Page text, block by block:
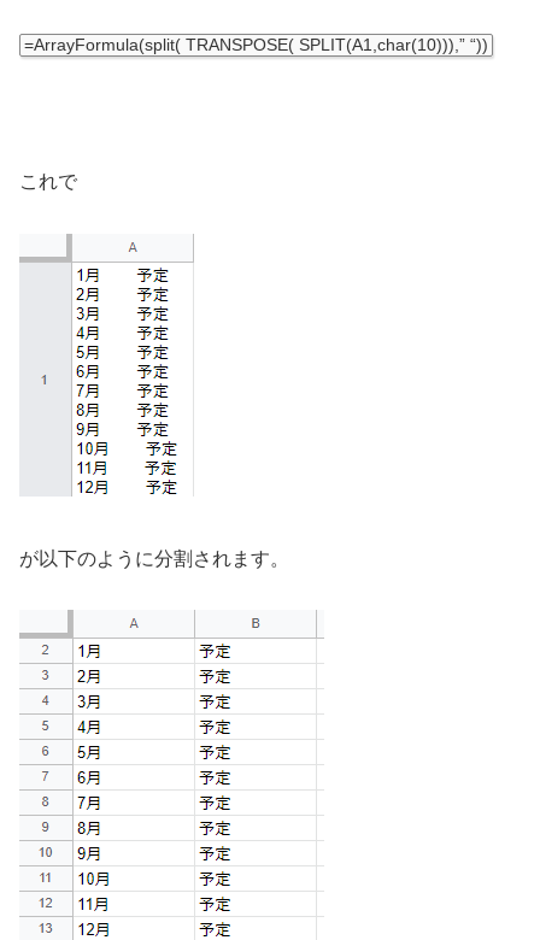
=ArrayFormula(split( TRANSPOSE( SPLIT(A1,char(10))),” “))
これで
が以下のように分割されます。